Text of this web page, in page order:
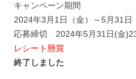
キャンペーン期間
2024年3月1日（金）～5月31日
応募締切 2024年5月31日(金
レシート懸賞
終了しました